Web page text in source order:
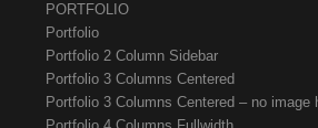
PORTFOLIO
Portfolio
Portfolio 2 Column Sidebar
Portfolio 3 Columns Centered
Portfolio 3 Columns Centered – no image